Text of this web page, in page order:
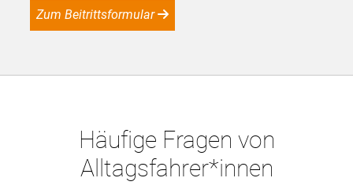
Zum Beitrittsformular
Häufige Fragen von
Alltagsfahrer*innen